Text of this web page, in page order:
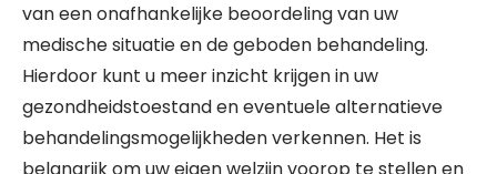
van een onafhankelijke beoordeling van uw
medische situatie en de geboden behandeling.
Hierdoor kunt u meer inzicht krijgen in uw
gezondheidstoestand en eventuele alternatieve
behandelingsmogelijkheden verkennen. Het is